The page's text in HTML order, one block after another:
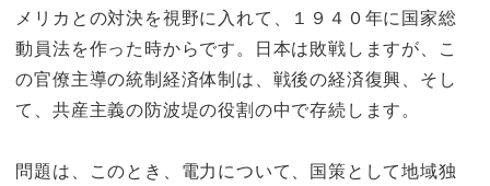
メリカとの対決を視野に入れて、１９４０年に国家総
動員法を作った時からです。日本は敗戦しますが、こ
の官僚主導の統制経済体制は、戦後の経済復興、そし
て、共産主義の防波堤の役割の中で存続します。
問題は、このとき、電力について、国策として地域独